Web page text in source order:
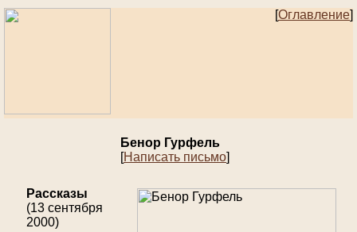
[Оглавление]
Бенор Гурфель
[Написать письмо]
Рассказы
(13 сентября
2000)